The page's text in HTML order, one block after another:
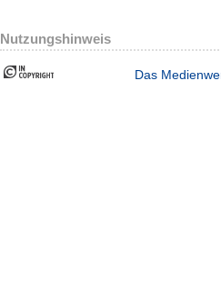
Nutzungshinweis
Das